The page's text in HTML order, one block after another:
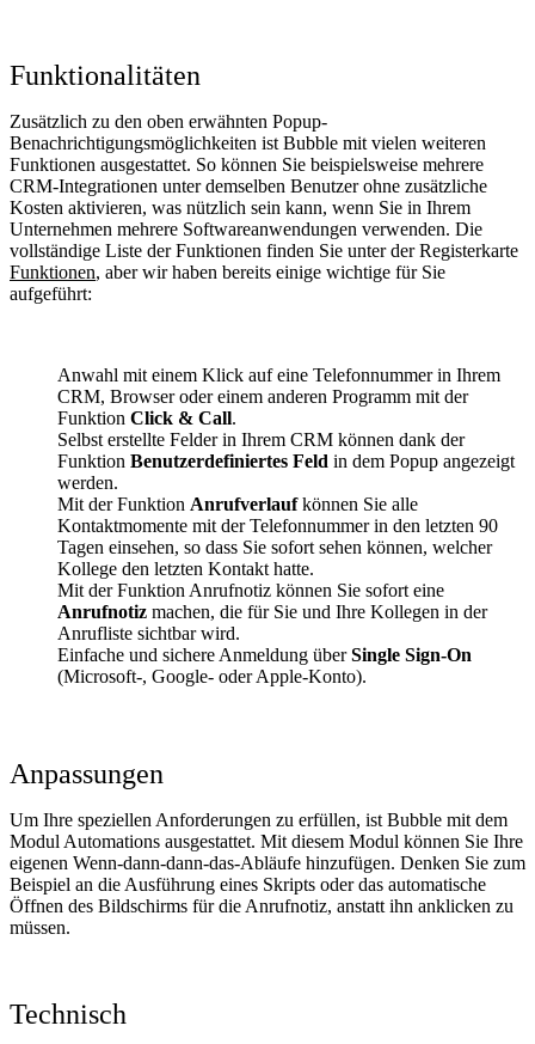
Funktionalitäten
Zusätzlich zu den oben erwähnten Popup-
Benachrichtigungsmöglichkeiten ist Bubble mit vielen weiteren
Funktionen ausgestattet. So können Sie beispielsweise mehrere
CRM-Integrationen unter demselben Benutzer ohne zusätzliche
Kosten aktivieren, was nützlich sein kann, wenn Sie in Ihrem
Unternehmen mehrere Softwareanwendungen verwenden. Die
vollständige Liste der Funktionen finden Sie unter der Registerkarte
Funktionen, aber wir haben bereits einige wichtige für Sie
aufgeführt:
Anwahl mit einem Klick auf eine Telefonnummer in Ihrem
CRM, Browser oder einem anderen Programm mit der
Funktion Click & Call.
Selbst erstellte Felder in Ihrem CRM können dank der
Funktion Benutzerdefiniertes Feld in dem Popup angezeigt
werden.
Mit der Funktion Anrufverlaufkönnen Sie alle
Kontaktmomente mit der Telefonnummer in den letzten 90
Tagen einsehen, so dass Sie sofort sehen können, welcher
Kollege den letzten Kontakt hatte.
Mit der Funktion Anrufnotiz können Sie sofort eine
Anrufnotiz machen, die für Sie und Ihre Kollegen in der
Anrufliste sichtbar wird.
Einfache und sichere Anmeldung überSingle Sign-On
(Microsoft-, Google- oder Apple-Konto).
Anpassungen
Um Ihre speziellen Anforderungen zu erfüllen, ist Bubble mit dem
Modul Automations ausgestattet. Mit diesem Modul können Sie Ihre
eigenen Wenn-dann-dann-das-Abläufe hinzufügen. Denken Sie zum
Beispiel an die Ausführung eines Skripts oder das automatische
Öffnen des Bildschirms für die Anrufnotiz, anstatt ihn anklicken zu
müssen.
Technisch